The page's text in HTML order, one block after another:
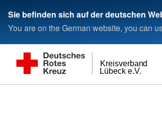
Sie befinden sich auf der deutschen
You are on the German website, you can
Lübeck e.V.
Kreisverband